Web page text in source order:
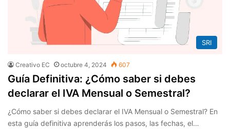
SRI
Creativo EC octubre 4, 2024 607
Guía Definitiva: ¿Cómo saber si debes
declarar el IVA Mensual o Semestral?
¿Cómo saber si debes declarar el IVA Mensual o Semestral? En
esta guía definitiva aprenderás los pasos, las fechas, el…